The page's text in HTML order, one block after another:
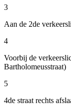
3
Aan de 2de
4
Voorbij de
Bartholomeusstraat)
5
4de straat rechts